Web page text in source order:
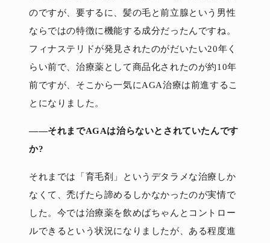
のですが、要するに、髪の毛と前立腺という男性
ならではの特徴に機能する成分だったんですね。
フィナステリドが発見されたのがだいたい20年く
らい前で、治療薬として商品化されたのが約10年
前ですが、そこから一気にAGA治療は前進するこ
とになりました。
――それまでAGAは治らないとされていたんです
か?
それまでは「育毛剤」というデタラメな治療しか
なくて、禿げたら諦めるしかなかったのが実情で
した。今では治療薬を飲めばちゃんとコントロー
ルできるという状況になりましたが、ある程度進